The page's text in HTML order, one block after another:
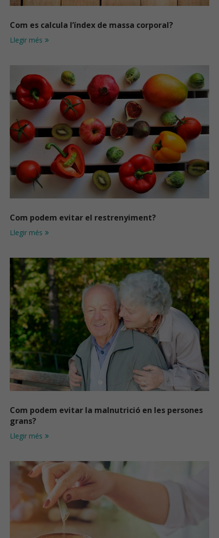
Com es calcula l’índex de massa corporal?
Llegir més
Com podem evitar el restrenyiment?
Llegir més
Com podem evitar la malnutrició en les persones
grans?
Llegir més